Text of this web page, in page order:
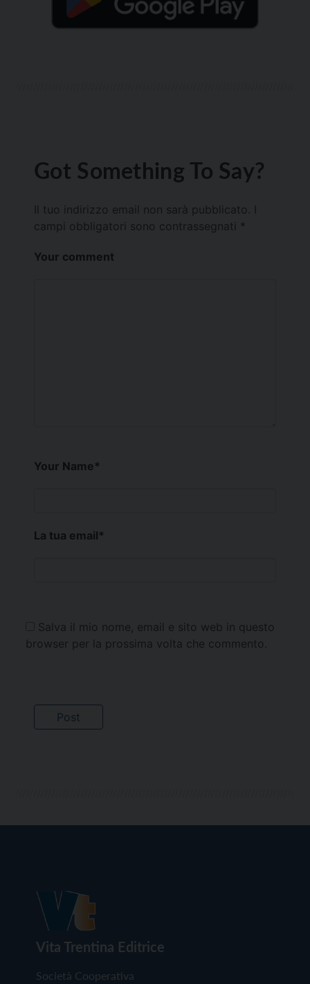
Got Something To Say?
Il tuo indirizzo email non sarà pubblicato.
campi obbligatori sono contrassegnati *
Your comment
Your Name*
La tua email*
Salva il mio nome, email e sito web in questo
browser per la prossima volta che commento.
Vita Trentina Editrice
Società Cooperativa